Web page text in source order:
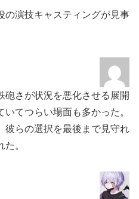
の演技キャスティングが見事
砲さが状況を悪化させる展開
てつらい場面も多かった。
彼らの選択を最後まで見守れ
。